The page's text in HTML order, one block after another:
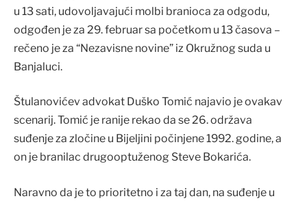
u 13 sati, udovoljavajući molbi branioca za odgodu,
odgođen je za 29. februar sa početkom u 13 časova –
rečeno je za “Nezavisne novine” iz Okružnog suda u
Banjaluci.
Štulanovićev advokat Duško Tomić najavio je ovakav
scenarij. Tomić je ranije rekao da se 26. održava
suđenje za zločine u Bijeljini počinjene 1992. godine, a
on je branilac drugooptuženog Steve Bokarića.
Naravno da je to prioritetno i za taj dan, na suđenje u